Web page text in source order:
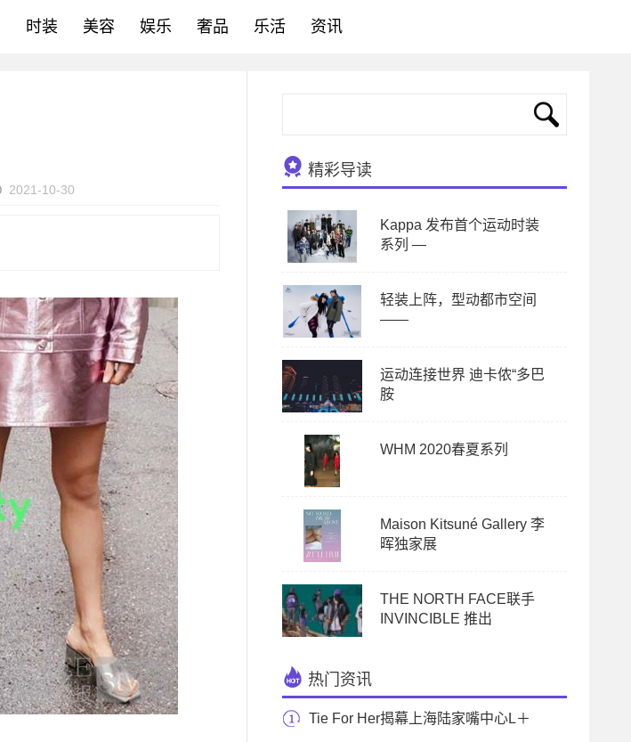
时装 美容 娱乐 奢品 乐活 资讯
2021-10-30
精彩导读
Kappa 发布首个运动时装
系列 —
轻装上阵，型动都市空间
——
运动连接世界 迪卡侬“多巴
胺
WHM 2020春夏系列
Maison Kitsuné Gallery 李
晖独家展
THE NORTH FACE联手
INVINCIBLE 推出
热门资讯
Tie For Her揭幕上海陆家嘴中心L＋